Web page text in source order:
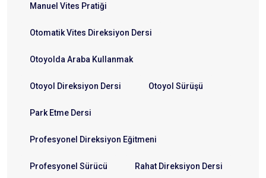
Manuel Vites Pratiği
Otomatik Vites Direksiyon Dersi
Otoyolda Araba Kullanmak
Otoyol Direksiyon Dersi Otoyol Sürüşü
Park Etme Dersi
Profesyonel Direksiyon Eğitmeni
Profesyonel Sürücü Rahat Direksiyon Dersi